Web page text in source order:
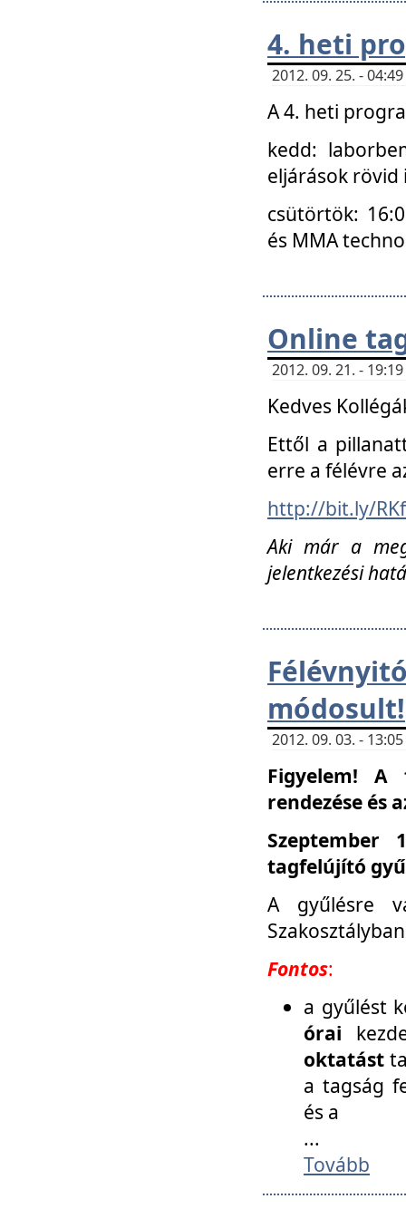
4. heti
2012. 09. 25. -
A 4. heti
kedd:
eljárások
csütörtök:
és MMA
Online
2012. 09. 21. -
Kedves
Ettől a
erre a félévre
http://bit.ly/
Aki már a
jelentkezési
módosult!
2012. 09. 03. -
Figyelem! A
rendezése és
Szeptember
tagfelújító
A gyűlésre
Fontos:
a gyűlést
órai
oktatást
a tagság
és a
...
Tovább